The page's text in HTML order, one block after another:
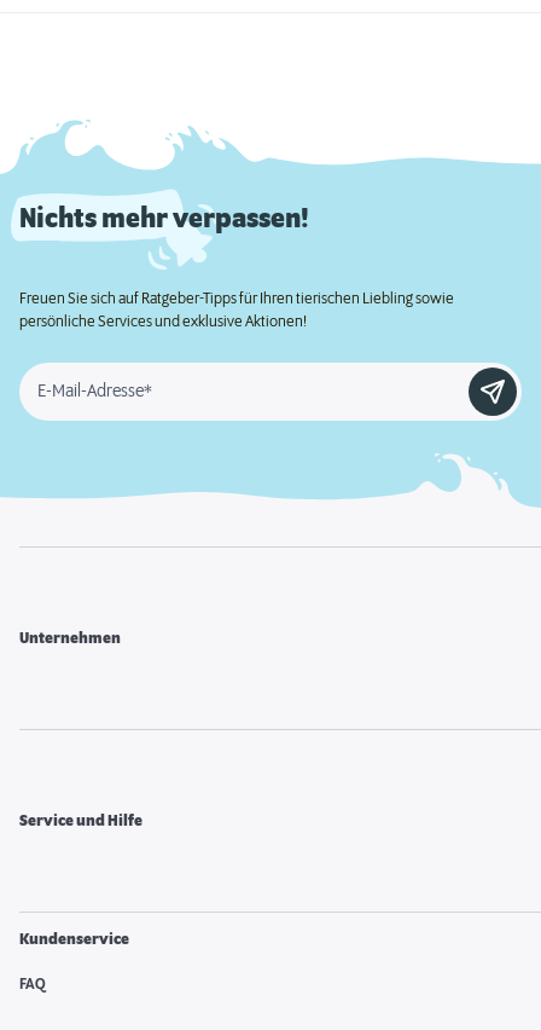
Nichts mehr verpassen!
Freuen Sie sich auf Ratgeber-Tipps für Ihren tierischen Liebling sowie
persönliche Services und exklusive Aktionen!
E-Mail-Adresse*
Unternehmen
Service und Hilfe
Kundenservice
FAQ